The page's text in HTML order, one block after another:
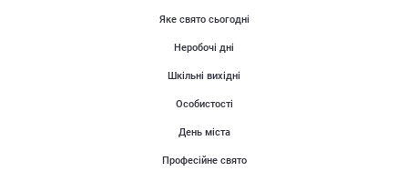
Яке свято сьогодні
Неробочі дні
Шкільні вихідні
Особистості
День міста
Професійне свято